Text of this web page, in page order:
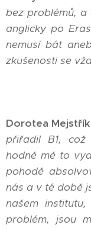
bez problémů, a
anglicky po
nemusí bát
zkušenosti se
Dorotea
přiřadil B1,
hodně mě to
pohodě
nás a v té době
našem
problém, jsou